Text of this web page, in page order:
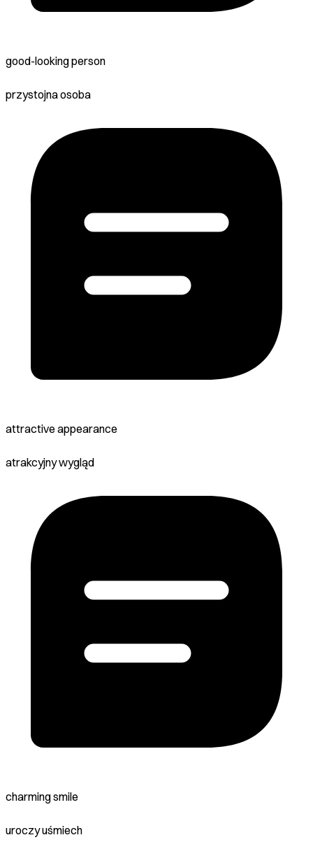
good-looking person
przystojna osoba
attractive appearance
atrakcyjny wygląd
charming smile
uroczy uśmiech